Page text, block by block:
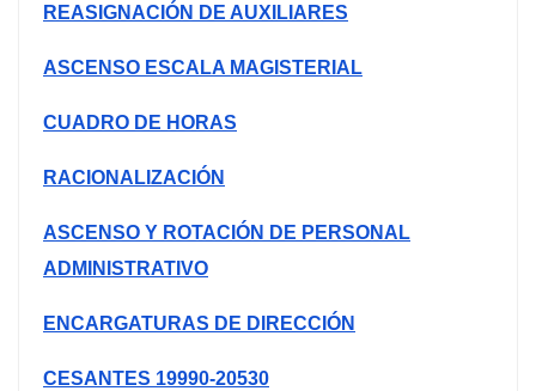
REASIGNACIÓN DE AUXILIARES
ASCENSO ESCALA MAGISTERIAL
CUADRO DE HORAS
RACIONALIZACIÓN
ASCENSO Y ROTACIÓN DE PERSONAL
ADMINISTRATIVO
ENCARGATURAS DE DIRECCIÓN
CESANTES 19990-20530